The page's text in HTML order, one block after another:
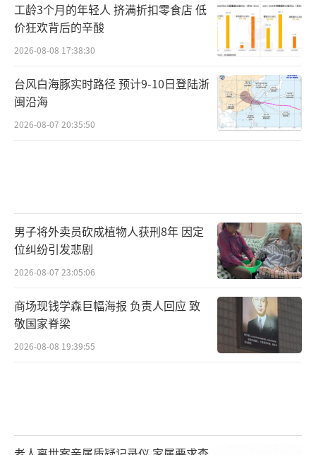
工龄3个月的年轻人 挤满折扣零食店 低
价狂欢背后的辛酸
2026-08-08 17:38:30
台风白海豚实时路径 预计9-10日登陆浙
闽沿海
2026-08-07 20:35:50
男子将外卖员砍成植物人获刑8年 因定
位纠纷引发悲剧
2026-08-07 23:05:06
商场现钱学森巨幅海报 负责人回应 致
敬国家脊梁
2026-08-08 19:39:55